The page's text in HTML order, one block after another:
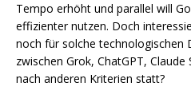
Tempo erhöht und parallel will
effizienter nutzen. Doch
noch für solche technologischen
zwischen Grok, ChatGPT,
nach anderen Kriterien statt?